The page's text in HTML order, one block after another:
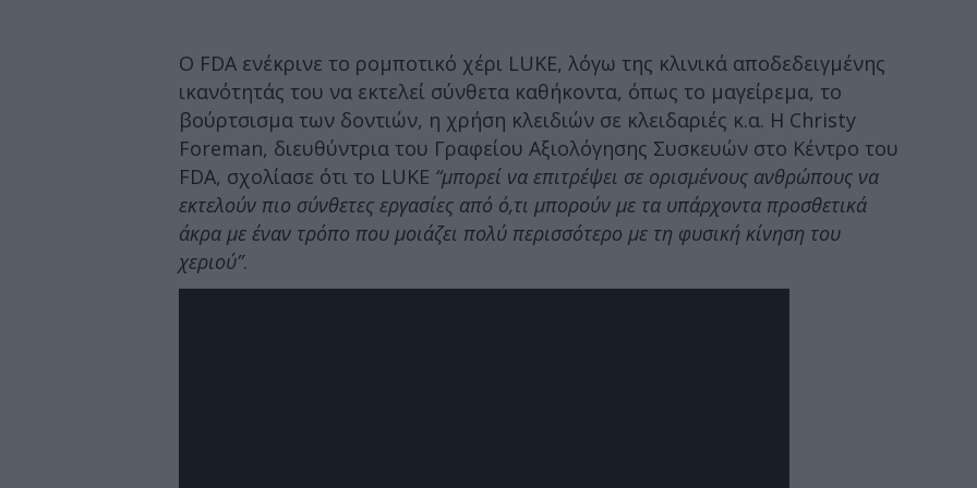
Ο FDA ενέκρινε το ρομποτικό χέρι LUKE, λόγω της κλινικά αποδεδειγμένης
ικανότητάς του να εκτελεί σύνθετα καθήκοντα, όπως το μαγείρεμα, το
βούρτσισμα των δοντιών, η χρήση κλειδιών σε κλειδαριές κ.α. Η Christy
Foreman, διευθύντρια του Γραφείου Αξιολόγησης Συσκευών στο Κέντρο του
FDA, σχολίασε ότι το LUKE “μπορεί να επιτρέψει σε ορισμένους ανθρώπους να
εκτελούν πιο σύνθετες εργασίες από ό,τι μπορούν με τα υπάρχοντα προσθετικά
άκρα με έναν τρόπο που μοιάζει πολύ περισσότερο με τη φυσική κίνηση του
χεριού”.